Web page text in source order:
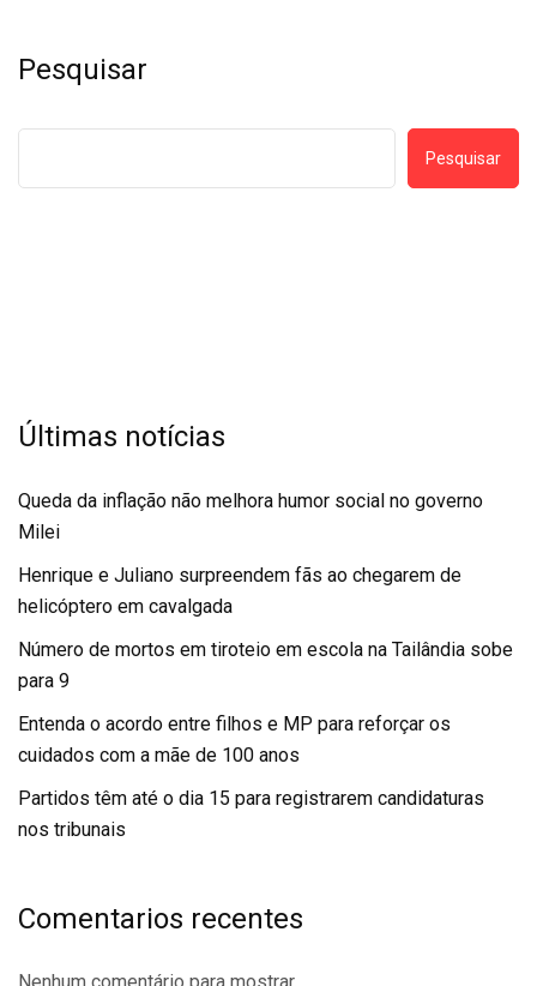
Pesquisar
Pesquisar
Últimas notícias
Queda da inflação não melhora humor social no governo
Milei
Henrique e Juliano surpreendem fãs ao chegarem de
helicóptero em cavalgada
Número de mortos em tiroteio em escola na Tailândia sobe
para 9
Entenda o acordo entre filhos e MP para reforçar os
cuidados com a mãe de 100 anos
Partidos têm até o dia 15 para registrarem candidaturas
nos tribunais
Comentarios recentes